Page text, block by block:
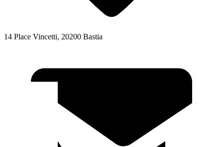
14 Place Vincetti, 20200 Bastia